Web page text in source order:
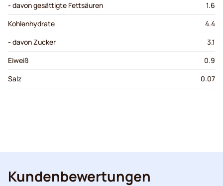
- davon gesättigte Fettsäuren
1.6
Kohlenhydrate
4.4
- davon Zucker
3.1
Eiweiß
0.9
Salz
0.07
Kundenbewertungen